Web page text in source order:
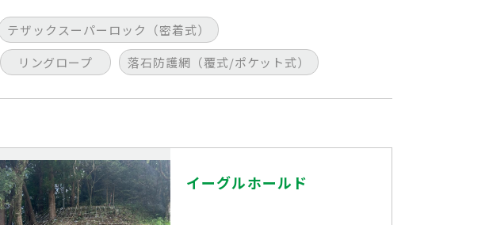
テザックスーパーロック（密着式）
リングロープ 落石防護網（覆式/ポケット式）
イーグルホールド